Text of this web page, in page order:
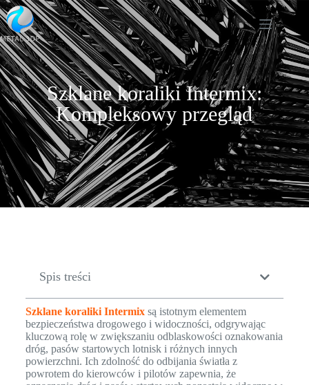
Szklane koraliki Intermix:
Kompleksowy przegląd
Spis treści
Szklane koraliki Intermixsą istotnym elementem
bezpieczeństwa drogowego i widoczności, odgrywając
kluczową rolę w zwiększaniu odblaskowości oznakowania
dróg, pasów startowych lotnisk i różnych innych
powierzchni. Ich zdolność do odbijania światła z
powrotem do kierowców i pilotów zapewnia, że